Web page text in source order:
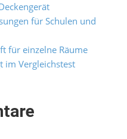
für Schulen und
für einzelne Räume
im Vergleichstest